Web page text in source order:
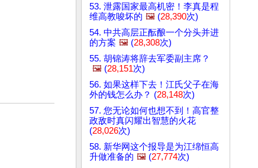
53. 泄露国家最高机密！李真是程
维高教唆坏的 🖼️ (28,390次)
54. 中共高层正酝酿一个分头并进
的方案 🖼️ (28,308次)
55. 胡锦涛将辞去军委副主席？
🖼️ (28,151次)
56. 如果这样下去！江氏父子在海
外的钱怎么办？ (28,148次)
57. 您无论如何也想不到！高官整
政敌时真闪耀出智慧的火花
(28,026次)
58. 新华网这个报导是为江绵恒高
升做准备的 🖼️ (27,774次)